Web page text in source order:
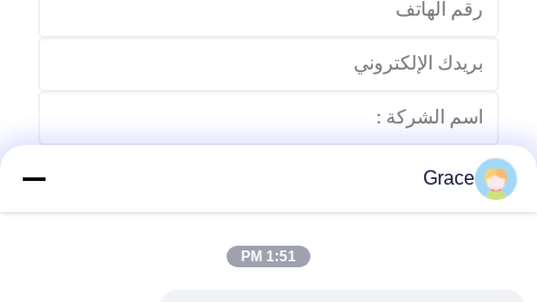
Grace
1:51 PM